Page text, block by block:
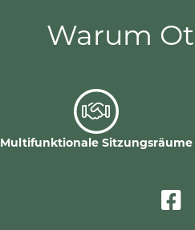
Warum
Multifunktionale Sitzungsräume